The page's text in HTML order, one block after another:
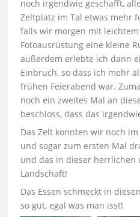
noch irgendwie geschafft,
Zeltplatz im Tal etwas mehr
falls wir morgen mit leichtem
Fotoausrüstung eine kleine
außerdem erlebte ich dann
Einbruch, so dass ich mehr
frühen Feierabend war.
noch ein zweites Mal an
beschloss, dass das
Das Zelt konnten wir noch
und sogar zum ersten Mal
und das in dieser herrlichen
Landschaft!
Das Essen schmeckt in
so gut, egal was man isst!